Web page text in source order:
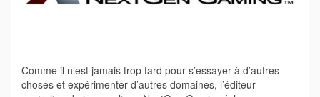
Comme il n’est jamais trop tard pour s’essayer à d’autres
choses et expérimenter d’autres domaines, l’éditeur